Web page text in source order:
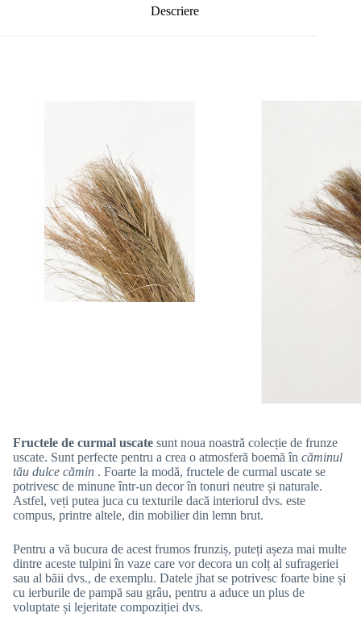
Descriere
Fructele de curmal uscate sunt noua noastră colecție de frunze
uscate. Sunt perfecte pentru a crea o atmosferă boemă în căminul
tău dulce cămin . Foarte la modă, fructele de curmal uscate se
potrivesc de minune într-un decor în tonuri neutre și naturale.
Astfel, veți putea juca cu texturile dacă interiorul dvs. este
compus, printre altele, din mobilier din lemn brut.
Pentru a vă bucura de acest frumos frunziș, puteți așeza mai multe
dintre aceste tulpini în vaze care vor decora un colț al sufrageriei
sau al băii dvs., de exemplu. Datele jhat se potrivesc foarte bine și
cu ierburile de pampă sau grâu, pentru a aduce un plus de
voluptate și lejeritate compoziției dvs.